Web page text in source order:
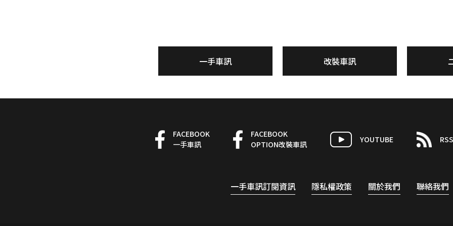
一手車訊 改裝車訊
FACEBOOK
一手車訊
FACEBOOK
OPTION改裝車訊
YOUTUBE RSS
一手車訊訂閱資訊 隱私權政策 關於我們 聯絡我們